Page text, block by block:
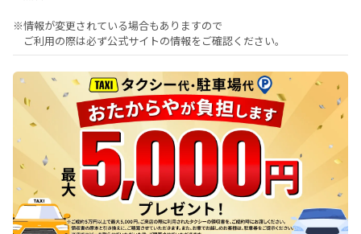
※情報が変更されている場合もありますので
ご利用の際は必ず公式サイトの情報をご確認ください。